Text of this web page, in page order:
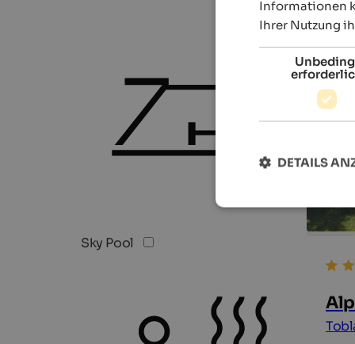
Sky Pool
Informationen
Ihrer Nutzung
DETAILS